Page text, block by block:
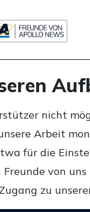
nicht
Arbeit
für die
von uns
zu